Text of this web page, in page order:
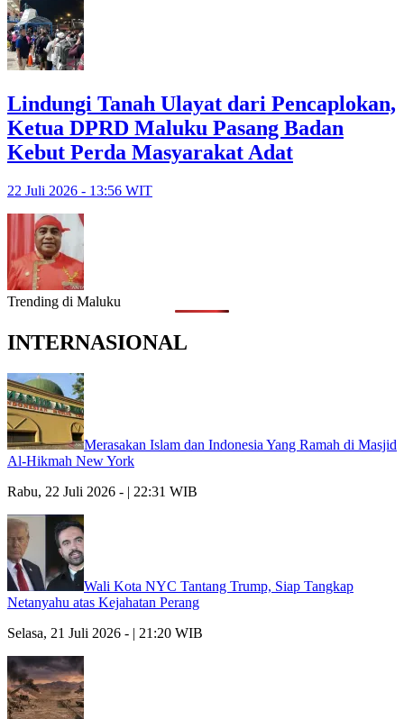
Lindungi Tanah Ulayat dari Pencaplokan,
Ketua DPRD Maluku Pasang Badan
Kebut Perda Masyarakat Adat
22 Juli 2026 - 13:56 WIT
Trending di Maluku
INTERNASIONAL
Merasakan Islam dan Indonesia Yang Ramah di Masjid
Al-Hikmah New York
Rabu, 22 Juli 2026 - | 22:31 WIB
Wali Kota NYC Tantang Trump, Siap Tangkap
Netanyahu atas Kejahatan Perang
Selasa, 21 Juli 2026 - | 21:20 WIB